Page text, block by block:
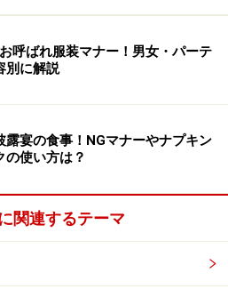
ても困りますよね。
方法
数なので割れる（別れる）と
在ではペアと考え、気にせず
円２枚→奇数枚（３枚）にして
→この品物は当日持っていかな
呼ばれ服装マナー！男女・パーテ
別に解説
露宴の食事！NGマナーやナプキン
の使い方は？
関連するテーマ